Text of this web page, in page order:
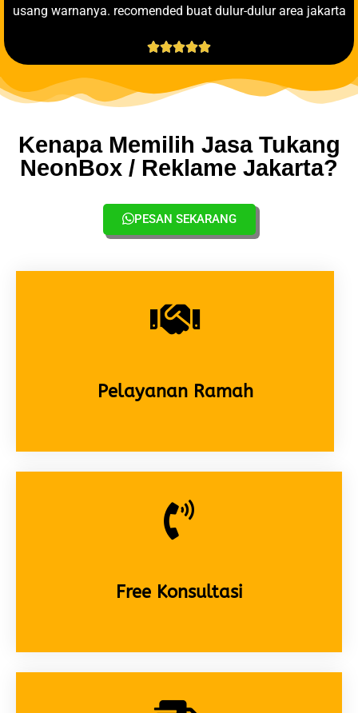
usang warnanya. recomended buat dulur-dulur area jakarta

Kenapa Memilih Jasa Tukang
NeonBox / Reklame Jakarta?
PESAN SEKARANG
Pelayanan Ramah
Free Konsultasi